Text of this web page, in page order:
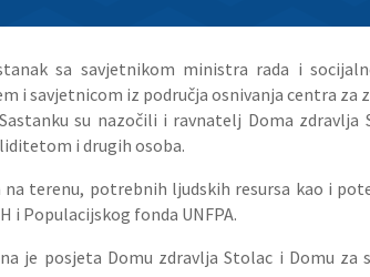
sa savjetnikom ministra rada i
i savjetnicom iz područja osnivanja centra
su nazočili i ravnatelj Doma
i drugih osoba.
terenu, potrebnih ljudskih resursa kao i
i Populacijskog fonda UNFPA.
je posjeta Domu zdravlja Stolac i Domu